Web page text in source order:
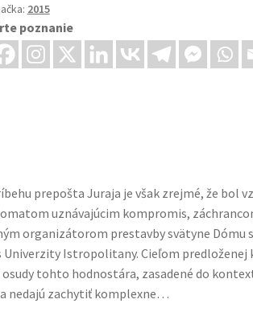
2015
poznanie
prepošta Juraja je však zrejmé, že bol
uznávajúcim kompromis,
organizátorom prestavby svätyne Dómu
Istropolitany. Cieľom predloženej
tohto hodnostára, zasadené do
nedajú zachytiť komplexne…